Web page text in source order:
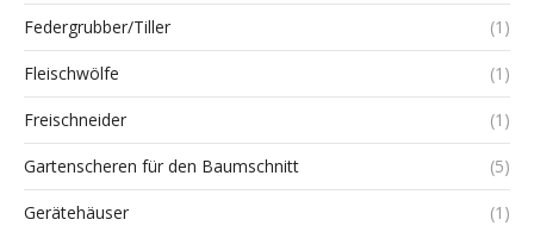
Federgrubber/Tiller (1)
Fleischwölfe (1)
Freischneider (1)
Gartenscheren für den Baumschnitt (5)
Gerätehäuser (1)